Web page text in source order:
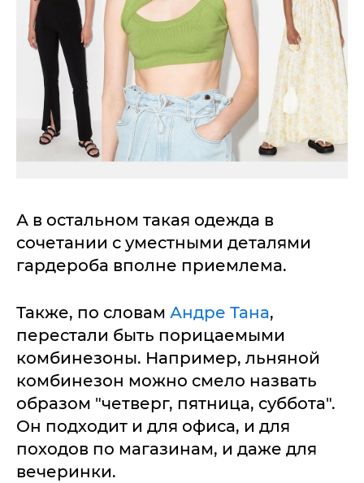
А в остальном такая одежда в
сочетании с уместными деталями
гардероба вполне приемлема.
Также, по словам Андре Тана,
перестали быть порицаемыми
комбинезоны. Например, льняной
комбинезон можно смело назвать
образом "четверг, пятница, суббота".
Он подходит и для офиса, и для
походов по магазинам, и даже для
вечеринки.